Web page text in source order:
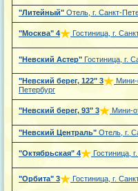
"Литейный" Отель, г. Санкт-
"Москва" 4 Гостиница, г.
"Невский Астер" Гостиница, г.
"Невский берег, 122" 3
Мини-
Петербург
"Невский берег, 93" 3 Мини-
"Невский Централь" Отель, г.
"Октябрьская" 4 Гостиница,
"Орбита" 3 Гостиница, г.